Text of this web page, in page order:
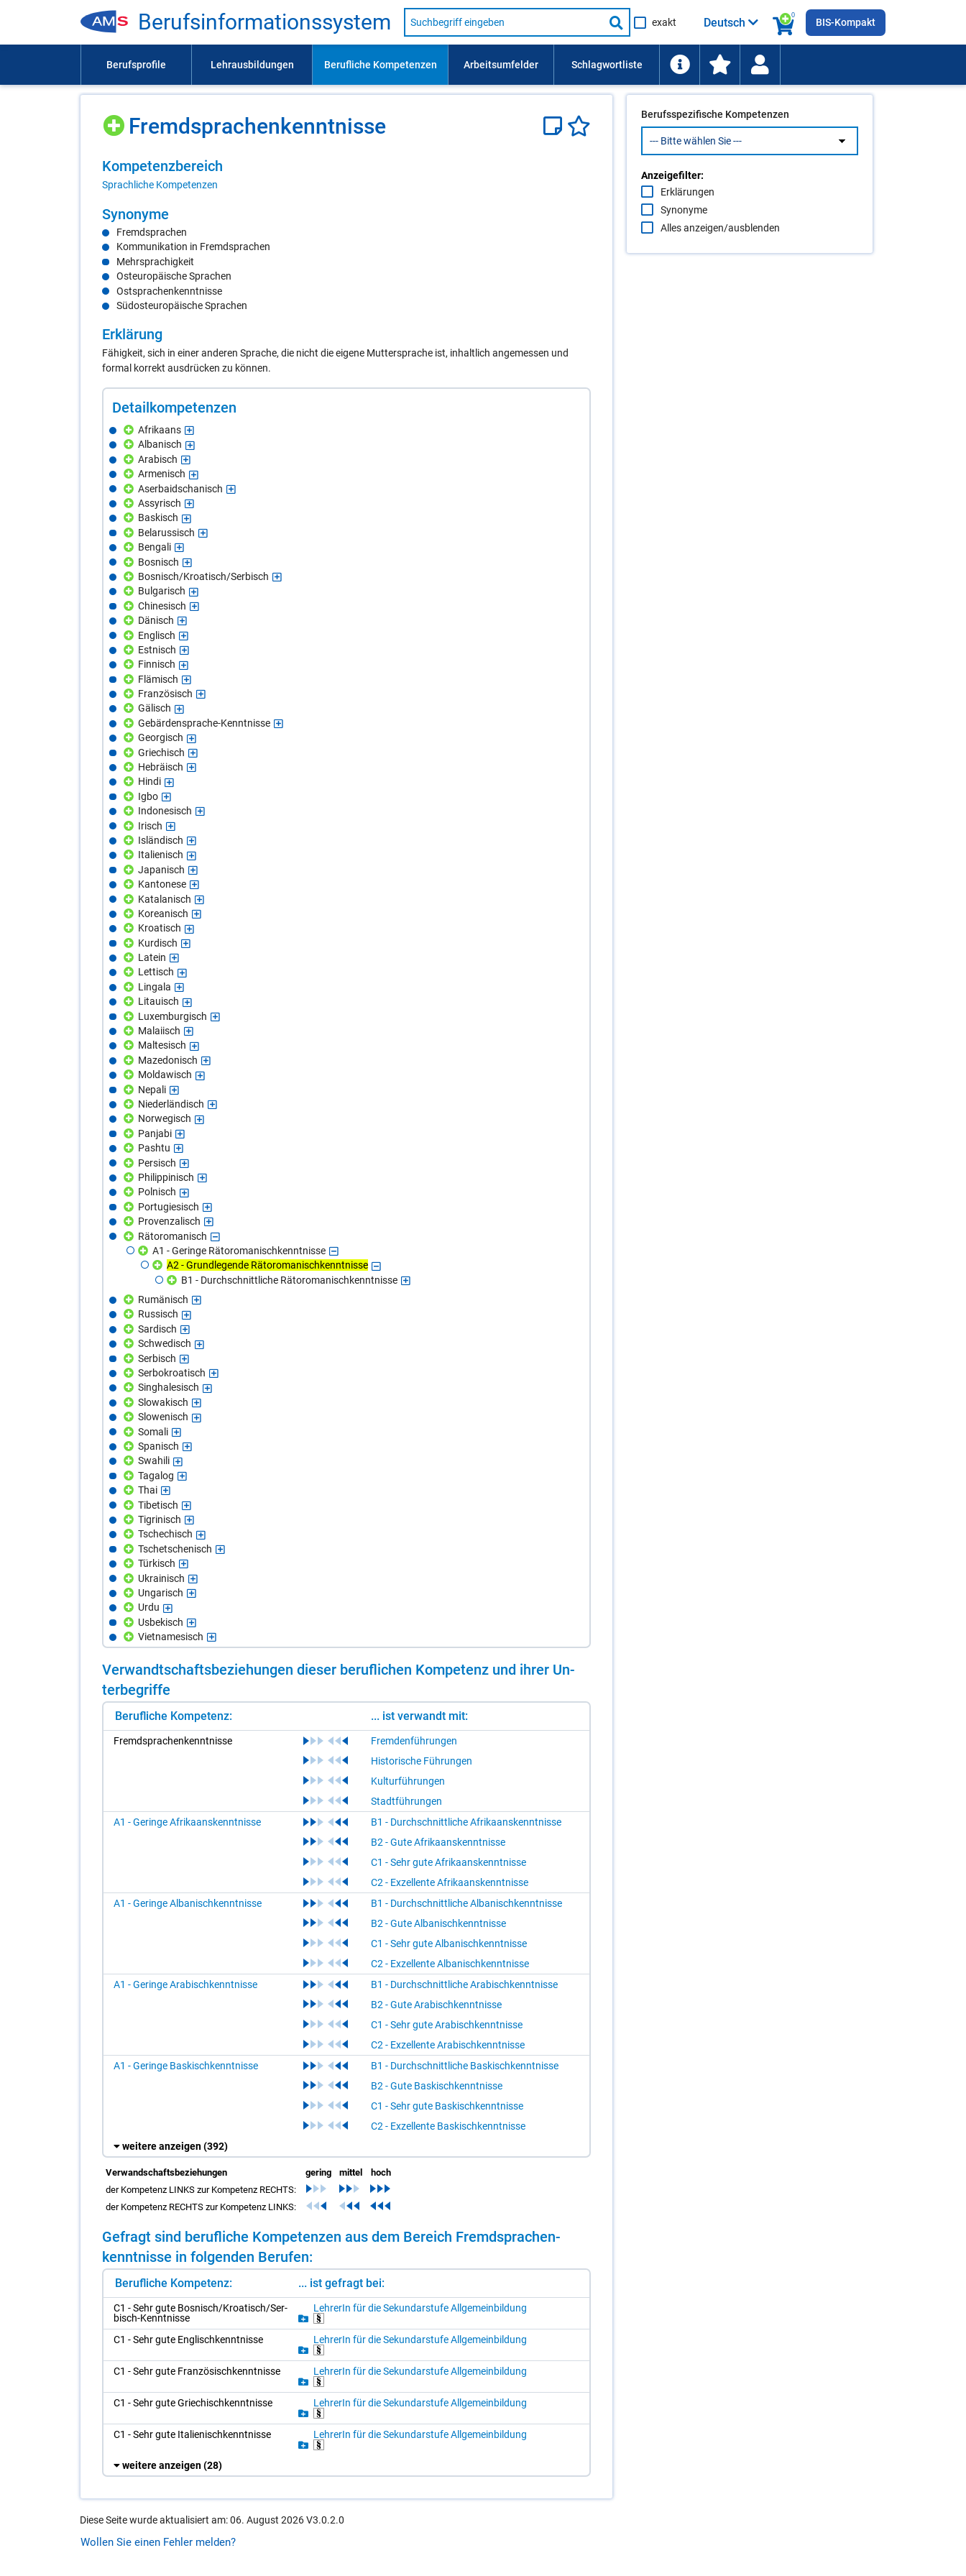
Be­rufs­in­for­ma­ti­ons­sys­tem
Suche
nach
Lehrausbildung,
usw.
Suche
starten
exakt
0
Deutsch BIS-Kompakt
Fremd­spra­chen­kennt­nis­se
Kom­pe­tenz­be­reich
Sprachliche Kompetenzen
Syn­ony­me
Fremdsprachen
Kommunikation in Fremdsprachen
Mehrsprachigkeit
Osteuropäische Sprachen
Ostsprachenkenntnisse
Südosteuropäische Sprachen
Er­klä­rung
Fähigkeit, sich in einer anderen Sprache, die nicht die eigene Muttersprache ist, inhaltlich angemessen und
formal korrekt ausdrücken zu können.
De­tail­kom­pe­ten­zen
Afrikaans
Albanisch
Arabisch
Armenisch
Aserbaidschanisch
Assyrisch
Baskisch
Belarussisch
Bengali
Bosnisch
Bosnisch/Kroatisch/Serbisch
Bulgarisch
Chinesisch
Dänisch
Englisch
Estnisch
Finnisch
Flämisch
Französisch
Gälisch
Gebärdensprache-Kenntnisse
Georgisch
Griechisch
Hebräisch
Hindi
Igbo
Indonesisch
Irisch
Isländisch
Italienisch
Japanisch
Kantonese
Katalanisch
Koreanisch
Kroatisch
Kurdisch
Latein
Lettisch
Lingala
Litauisch
Luxemburgisch
Malaiisch
Maltesisch
Mazedonisch
Moldawisch
Nepali
Niederländisch
Norwegisch
Panjabi
Pashtu
Persisch
Philippinisch
Polnisch
Portugiesisch
Provenzalisch
Rätoromanisch
A1 - Geringe Rätoromanischkenntnisse
A2 - Grundlegende Rätoromanischkenntnisse
B1 - Durchschnittliche Rätoromanischkenntnisse
Rumänisch
Russisch
Sardisch
Schwedisch
Serbisch
Serbokroatisch
Singhalesisch
Slowakisch
Slowenisch
Somali
Spanisch
Swahili
Tagalog
Thai
Tibetisch
Tigrinisch
Tschechisch
Tschetschenisch
Türkisch
Ukrainisch
Ungarisch
Urdu
Usbekisch
Vietnamesisch
Ver­wandt­schafts­be­zie­hun­gen die­ser be­ruf­li­chen Kom­pe­tenz und ih­rer Un­
ter­be­grif­fe
Berufliche Kompetenz: ... ist verwandt mit:
Fremd­spra­chen­kennt­nis­se
Fremdenführungen
Historische Führungen
Kulturführungen
Stadtführungen
A1 - Geringe Afrikaanskenntnisse
B1 - Durchschnittliche Afrikaanskenntnisse
B2 - Gute Afrikaanskenntnisse
C1 - Sehr gute Afrikaanskenntnisse
C2 - Exzellente Afrikaanskenntnisse
A1 - Geringe Albanischkenntnisse
B1 - Durchschnittliche Albanischkenntnisse
B2 - Gute Albanischkenntnisse
C1 - Sehr gute Albanischkenntnisse
C2 - Exzellente Albanischkenntnisse
A1 - Geringe Arabischkenntnisse
B1 - Durchschnittliche Arabischkenntnisse
B2 - Gute Arabischkenntnisse
C1 - Sehr gute Arabischkenntnisse
C2 - Exzellente Arabischkenntnisse
A1 - Geringe Baskischkenntnisse
B1 - Durchschnittliche Baskischkenntnisse
B2 - Gute Baskischkenntnisse
C1 - Sehr gute Baskischkenntnisse
C2 - Exzellente Baskischkenntnisse
weitere anzeigen(392)
Verwandschaftsbeziehungen gering mittel
hoch
der Kompetenz LINKS zur Kompetenz RECHTS:
der Kompetenz RECHTS zur Kompetenz LINKS:
Ge­fragt sind be­ruf­li­che Kom­pe­ten­zen aus dem Be­reich Fremd­spra­chen­
kennt­nis­se in fol­gen­den Be­ru­fen:
Berufliche Kompetenz: ... ist gefragt bei:
C1 - Sehr gute Bos­nisch/​Kroa­tisch/​Ser­
bisch-Kennt­nis­se
Leh­re­rIn für die Se­kun­dar­stu­fe All­ge­mein­bil­dung
C1 - Sehr gute Eng­lisch­kennt­nis­se Leh­re­rIn für die Se­kun­dar­stu­fe All­ge­mein­bil­dung
C1 - Sehr gute Fran­zö­sisch­kennt­nis­se Leh­re­rIn für die Se­kun­dar­stu­fe All­ge­mein­bil­dung
C1 - Sehr gute Grie­chisch­kennt­nis­se Leh­re­rIn für die Se­kun­dar­stu­fe All­ge­mein­bil­dung
C1 - Sehr gute Ita­lie­nisch­kennt­nis­se Leh­re­rIn für die Se­kun­dar­stu­fe All­ge­mein­bil­dung
weitere anzeigen(28)
Berufsspezifische Kompetenzen
Anzeigefilter:
Erklärungen
Synonyme
Alles anzeigen/ausblenden
Diese Seite wurde aktualisiert am: 06. August 2026 V3.0.2.0
Wollen Sie einen Fehler melden?